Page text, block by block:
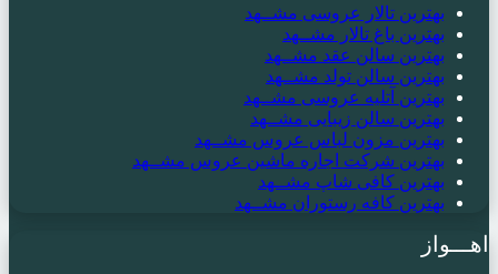
بهترین تالار عروسی مشــهد
بهترین باغ تالار مشــهد
بهترین سالن عقد مشــهد
بهترین سالن تولد مشــهد
بهترین آتلیه عروسی مشــهد
بهترین سالن زیبایی مشــهد
بهترین مزون لباس عروس مشــهد
بهترین شرکت اجاره ماشین عروس مشــهد
بهترین کافی شاپ مشــهد
بهترین کافه رستوران مشــهد
اهـــواز